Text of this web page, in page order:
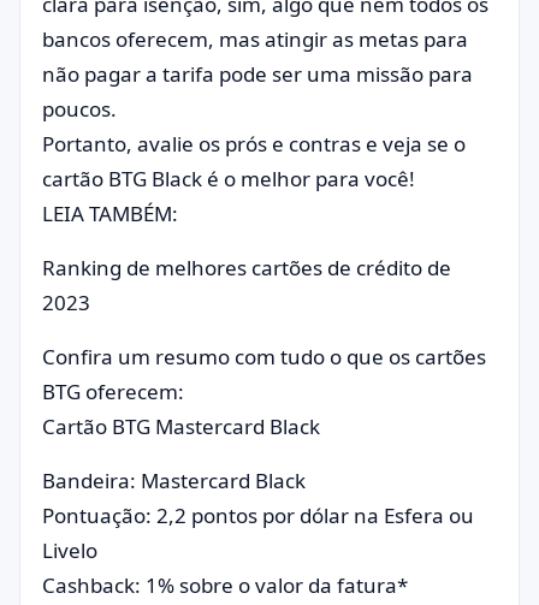
bancos oferecem, mas atingir as metas para
não pagar a tarifa pode ser uma missão para
poucos.
Portanto, avalie os prós e contras e veja se o
cartão BTG Black é o melhor para você!
LEIA TAMBÉM:
Ranking de melhores cartões de crédito de
2023
Confira um resumo com tudo o que os cartões
BTG oferecem:
Cartão BTG Mastercard Black
Bandeira: Mastercard Black
Pontuação: 2,2 pontos por dólar na Esfera ou
Livelo
Cashback: 1% sobre o valor da fatura*